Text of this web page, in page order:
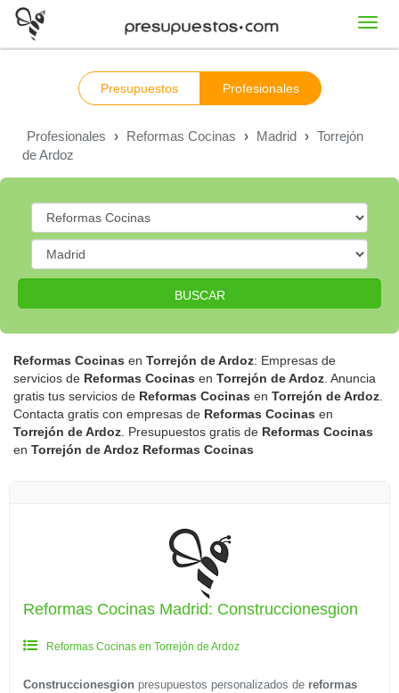
Presupuestos Profesionales
Profesionales › Reformas Cocinas › Madrid › Torrejón
de Ardoz
BUSCAR
Reformas Cocinas en Torrejón de Ardoz: Empresas de
servicios de Reformas Cocinas en Torrejón de Ardoz . Anuncia
gratis tus servicios de Reformas Cocinas en Torrejón de Ardoz
Contacta gratis con empresas de Reformas Cocinas en
Torrejón de Ardoz . Presupuestos gratis de Reformas Cocinas
en Torrejón de Ardoz Reformas Cocinas
Reformas Cocinas Madrid: Construccionesgion
Reformas Cocinas en Torrejón de Ardoz
Construccionesgion presupuestos personalizados de reformas